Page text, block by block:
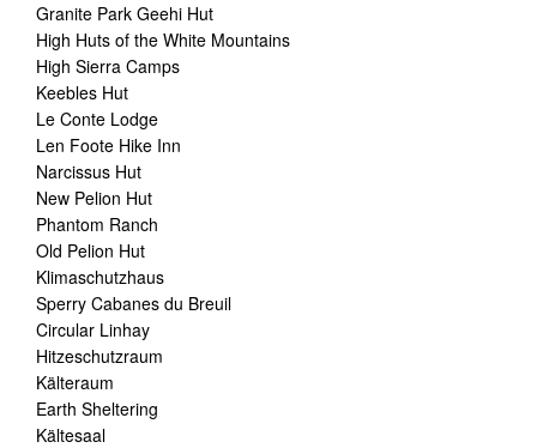
Granite Park Geehi Hut
High Huts of the White Mountains
High Sierra Camps
Keebles Hut
Le Conte Lodge
Len Foote Hike Inn
Narcissus Hut
New Pelion Hut
Phantom Ranch
Old Pelion Hut
Klimaschutzhaus
Sperry Cabanes du Breuil
Circular Linhay
Hitzeschutzraum
Kälteraum
Earth Sheltering
Kältesaal